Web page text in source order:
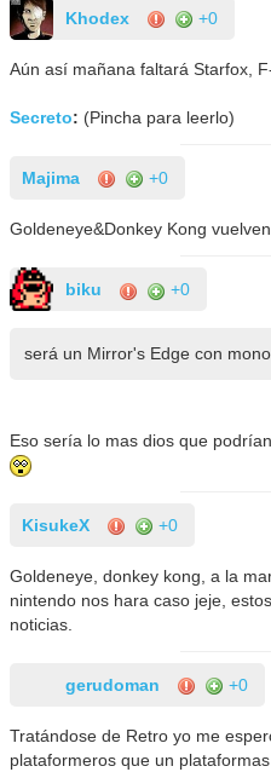
Khodex +0
Aún así mañana faltará Starfox,
Secreto: (Pincha para leerlo)
Majima +0
Goldeneye&Donkey Kong
biku +0
será un Mirror's Edge con
Eso sería lo mas dios que
KisukeX +0
Goldeneye, donkey kong, a la
nintendo nos hara caso jeje,
noticias.
gerudoman +0
Tratándose de Retro yo me
plataformeros que un